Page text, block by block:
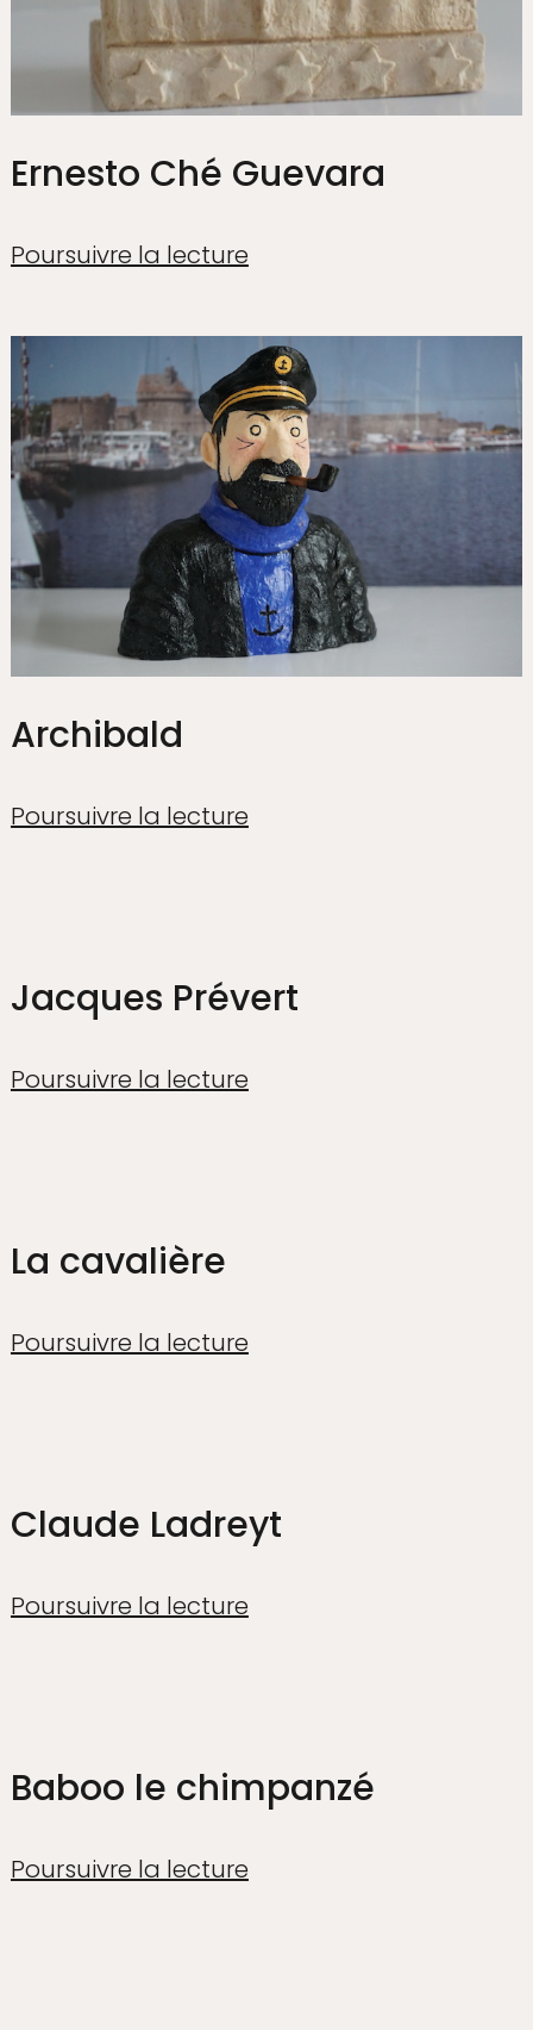
Ernesto Ché Guevara
Poursuivre la lecture
Archibald
Poursuivre la lecture
Jacques Prévert
Poursuivre la lecture
La cavalière
Poursuivre la lecture
Claude Ladreyt
Poursuivre la lecture
Baboo le chimpanzé
Poursuivre la lecture